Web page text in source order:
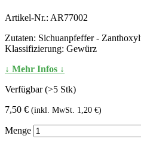
Artikel-Nr.: AR77002
Zutaten: Sichuanpfeffer -
Klassifizierung: Gewürz
↓ Mehr Infos ↓
Verfügbar (>5 Stk)
7,50 € (inkl. MwSt. 1,20 €)
Menge